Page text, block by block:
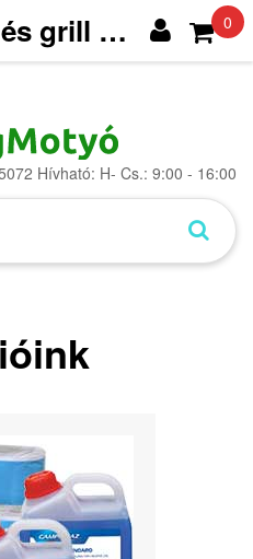
Hívható: H- Cs.: 9:00 - 16:00
0
Kempingcikk és grill webáruház